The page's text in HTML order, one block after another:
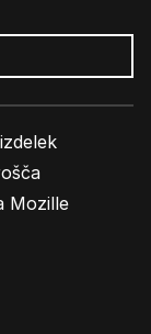
Mozille